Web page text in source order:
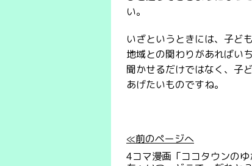
い。
いざというときには、子ど
地域との関わりがあればい
聞かせるだけではなく、子
あげたいものですね。
≪前のページへ
4コマ漫画「ココタウンの